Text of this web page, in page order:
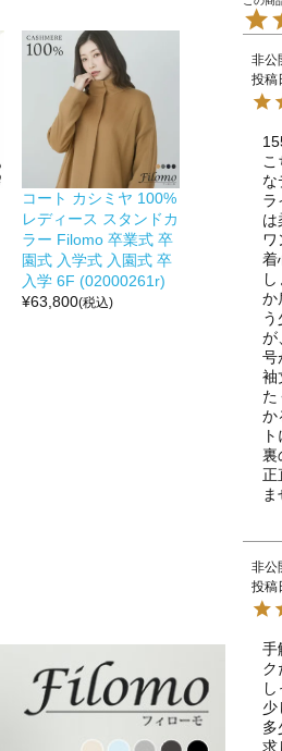
コート カシミヤ 100%
レディース スタンドカ
ラー Filomo 卒業式 卒
園式 入学式 入園式 卒
入学 6F (02000261r)
¥63,800(税込)
非公
投稿
な
ラ
は
ワ
着
か
が
号
袖
た
か
裏
正
非公
投稿
手
ク
少
多
求